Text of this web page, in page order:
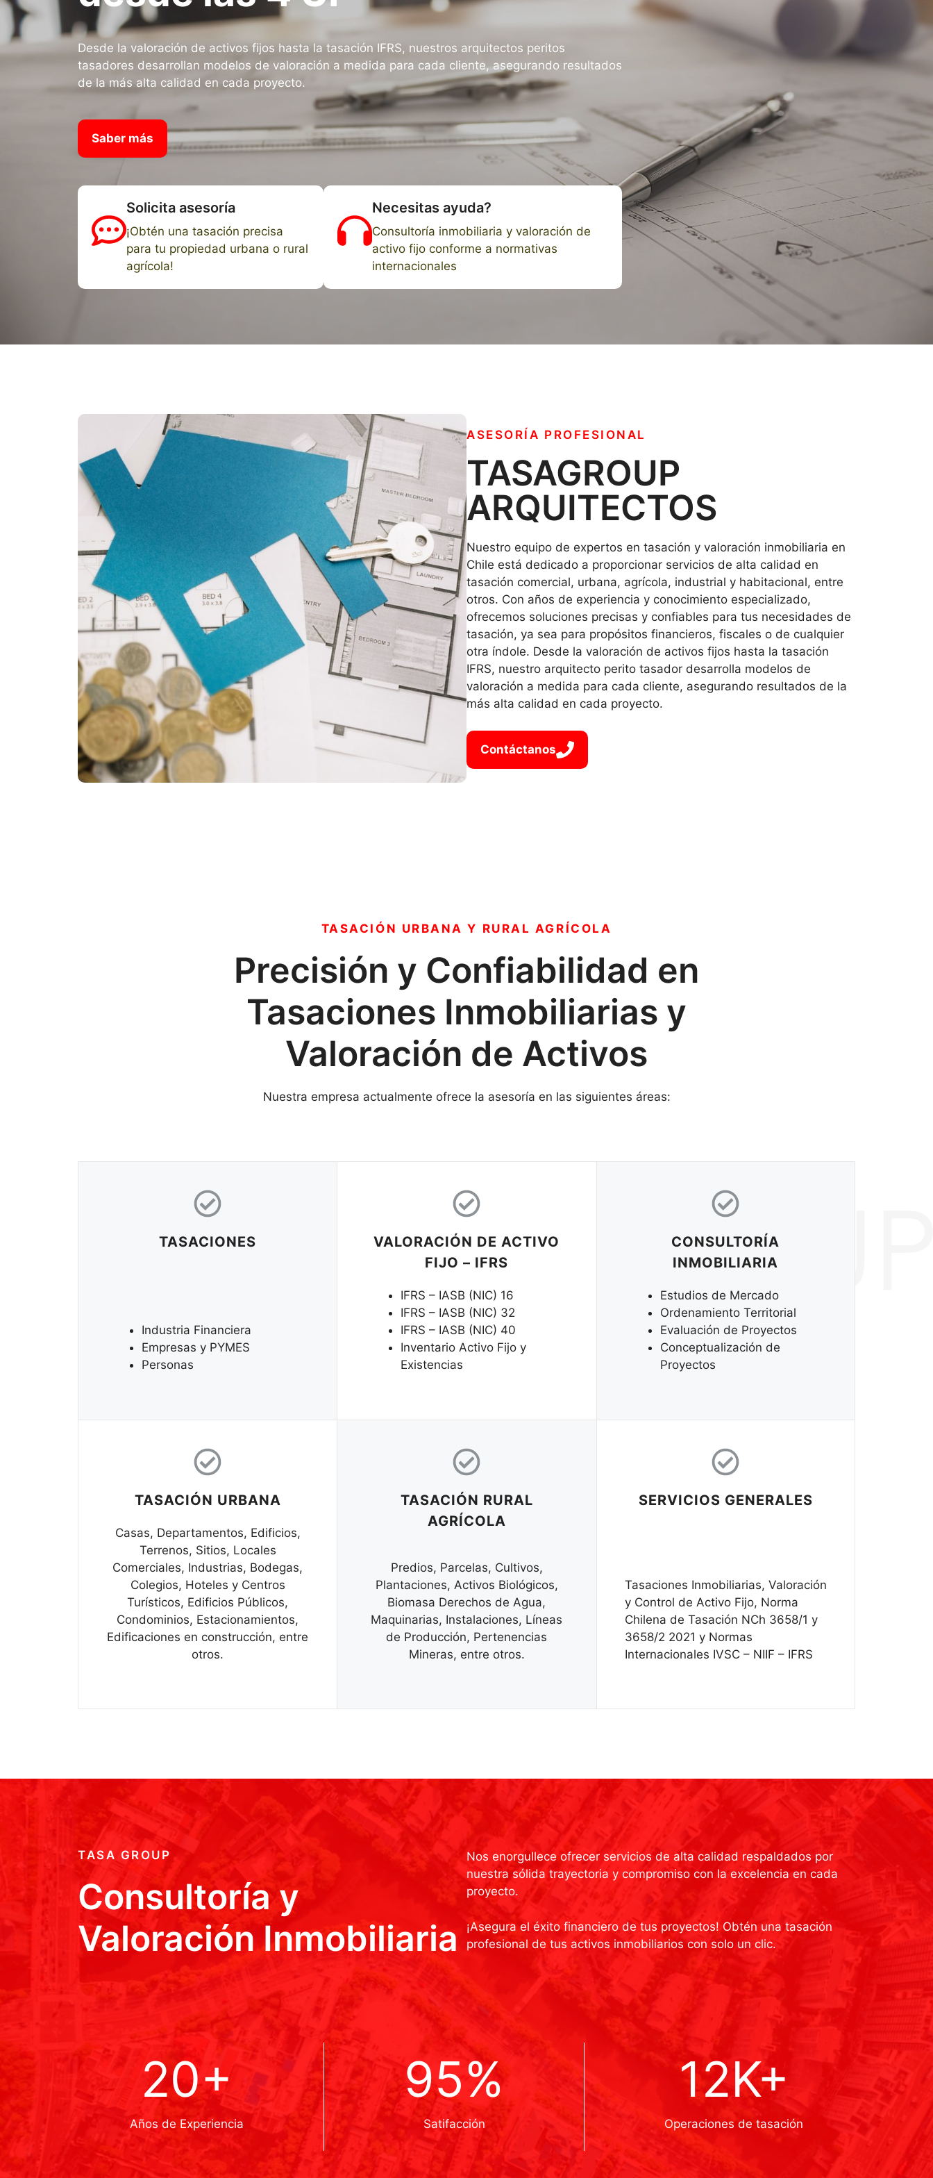
Desde la valoración de activos fijos hasta la tasación IFRS, nuestros arquitectos peritos
tasadores desarrollan modelos de valoración a medida para cada cliente, asegurando resultados
de la más alta calidad en cada proyecto.
Saber más
Solicita asesoría
¡Obtén una tasación precisa
para tu propiedad urbana o rural
agrícola!
Necesitas ayuda?
Consultoría inmobiliaria y valoración de
activo fijo conforme a normativas
internacionales
ASESORÍA PROFESIONAL
TASAGROUP
ARQUITECTOS
Nuestro equipo de expertos en tasación y valoración inmobiliaria en
Chile está dedicado a proporcionar servicios de alta calidad en
tasación comercial, urbana, agrícola, industrial y habitacional, entre
otros. Con años de experiencia y conocimiento especializado,
ofrecemos soluciones precisas y confiables para tus necesidades de
tasación, ya sea para propósitos financieros, fiscales o de cualquier
otra índole. Desde la valoración de activos fijos hasta la tasación
IFRS, nuestro arquitecto perito tasador desarrolla modelos de
valoración a medida para cada cliente, asegurando resultados de la
más alta calidad en cada proyecto.
Contáctanos
TASACIÓN URBANA Y RURAL AGRÍCOLA
Precisión y Confiabilidad en
Tasaciones Inmobiliarias y
Valoración de Activos
Nuestra empresa actualmente ofrece la asesoría en las siguientes áreas:
TASACIONES
Industria Financiera
Empresas y PYMES
Personas
VALORACIÓN DE ACTIVO
FIJO – IFRS
IFRS – IASB (NIC) 16
IFRS – IASB (NIC) 32
IFRS – IASB (NIC) 40
Inventario Activo Fijo y
Existencias
CONSULTORÍA
INMOBILIARIA
Estudios de Mercado
Ordenamiento Territorial
Evaluación de Proyectos
Conceptualización de
Proyectos
TASACIÓN URBANA
Casas, Departamentos, Edificios,
Terrenos, Sitios, Locales
Comerciales, Industrias, Bodegas,
Colegios, Hoteles y Centros
Turísticos, Edificios Públicos,
Condominios, Estacionamientos,
Edificaciones en construcción, entre
otros.
TASACIÓN RURAL
AGRÍCOLA
Predios, Parcelas, Cultivos,
Plantaciones, Activos Biológicos,
Biomasa Derechos de Agua,
Maquinarias, Instalaciones, Líneas
de Producción, Pertenencias
Mineras, entre otros.
SERVICIOS GENERALES
Tasaciones Inmobiliarias, Valoración
y Control de Activo Fijo, Norma
Chilena de Tasación NCh 3658/1 y
3658/2 2021 y Normas
Internacionales IVSC – NIIF – IFRS
TASA GROUP
Consultoría y
Valoración Inmobiliaria
Nos enorgullece ofrecer servicios de alta calidad respaldados por
nuestra sólida trayectoria y compromiso con la excelencia en cada
proyecto.
¡Asegura el éxito financiero de tus proyectos! Obtén una tasación
profesional de tus activos inmobiliarios con solo un clic.
20+
Años de Experiencia
95%
Satifacción
12K+
Operaciones de tasación